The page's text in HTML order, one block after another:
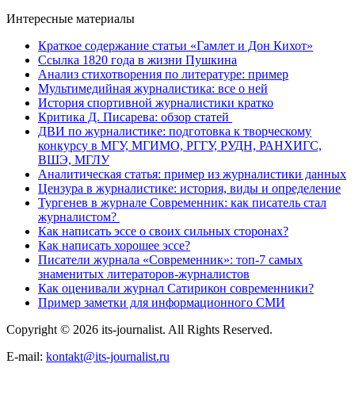
Интересные материалы
Краткое содержание статьи «Гамлет и Дон Кихот»
Ссылка 1820 года в жизни Пушкина
Анализ стихотворения по литературе: пример
Мультимедийная журналистика: все о ней
История спортивной журналистики кратко
Критика Д. Писарева: обзор статей
ДВИ по журналистике: подготовка к творческому
конкурсу в МГУ, МГИМО, РГГУ, РУДН, РАНХИГС,
ВШЭ, МГЛУ
Аналитическая статья: пример из журналистики данных
Цензура в журналистике: история, виды и определение
Тургенев в журнале Современник: как писатель стал
журналистом?
Как написать эссе о своих сильных сторонах?
Как написать хорошее эссе?
Писатели журнала «Современник»: топ-7 самых
знаменитых литераторов-журналистов
Как оценивали журнал Сатирикон современники?
Пример заметки для информационного СМИ
Copyright © 2026 its-journalist. All Rights Reserved.
E-mail: kontakt@its-journalist.ru